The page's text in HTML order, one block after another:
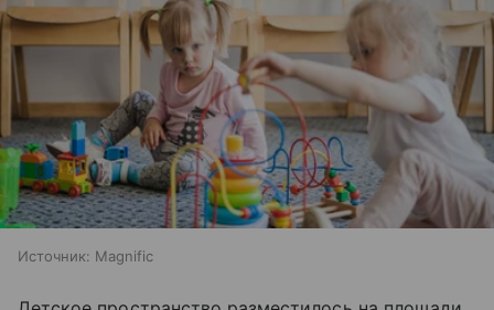
Источник: Magnific